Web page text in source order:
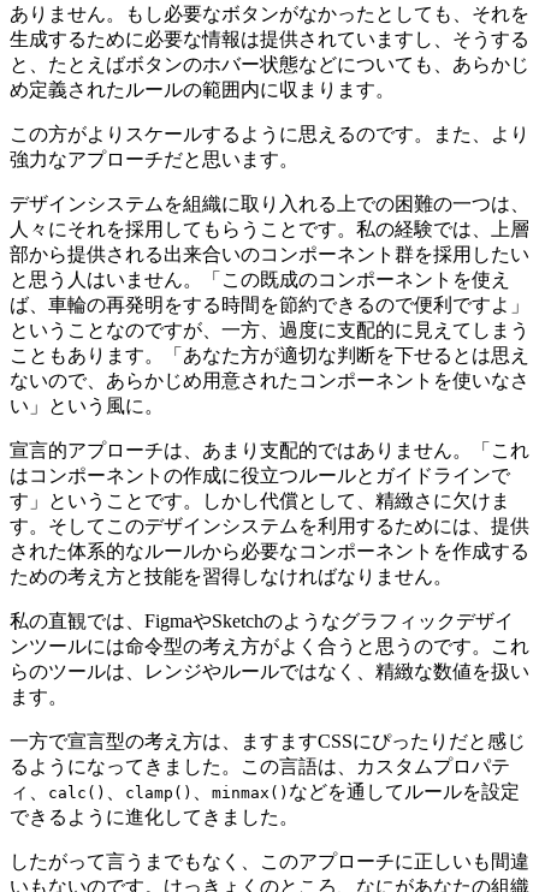
ありません。もし必要なボタンがなかったとしても、それを
生成するために必要な情報は提供されていますし、そうする
と、たとえばボタンのホバー状態などについても、あらかじ
め定義されたルールの範囲内に収まります。
この方がよりスケールするように思えるのです。また、より
強力なアプローチだと思います。
デザインシステムを組織に取り入れる上での困難の一つは、
人々にそれを採用してもらうことです。私の経験では、上層
部から提供される出来合いのコンポーネント群を採用したい
と思う人はいません。「この既成のコンポーネントを使え
ば、車輪の再発明をする時間を節約できるので便利ですよ」
ということなのですが、一方、過度に支配的に見えてしまう
こともあります。「あなた方が適切な判断を下せるとは思え
ないので、あらかじめ用意されたコンポーネントを使いなさ
い」という風に。
宣言的アプローチは、あまり支配的ではありません。「これ
はコンポーネントの作成に役立つルールとガイドラインで
す」ということです。しかし代償として、精緻さに欠けま
す。そしてこのデザインシステムを利用するためには、提供
された体系的なルールから必要なコンポーネントを作成する
ための考え方と技能を習得しなければなりません。
私の直観では、FigmaやSketchのようなグラフィックデザイ
ンツールには命令型の考え方がよく合うと思うのです。これ
らのツールは、レンジやルールではなく、精緻な数値を扱い
ます。
一方で宣言型の考え方は、ますますCSSにぴったりだと感じ
るようになってきました。この言語は、カスタムプロパテ
ィ、
calc() clamp() minmax() などを通してルールを設定
できるように進化してきました。
したがって言うまでもなく、このアプローチに正しいも間違
いもないのです。けっきょくのところ、なにがあなたの組織